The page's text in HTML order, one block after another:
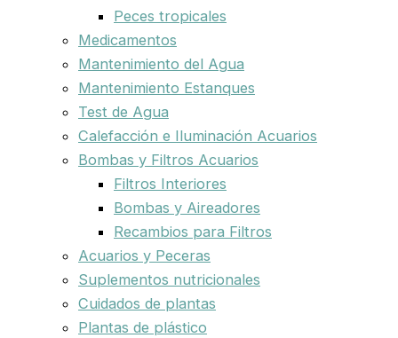
Peces tropicales
Medicamentos
Mantenimiento del Agua
Mantenimiento Estanques
Test de Agua
Calefacción e Iluminación Acuarios
Bombas y Filtros Acuarios
Filtros Interiores
Bombas y Aireadores
Recambios para Filtros
Acuarios y Peceras
Suplementos nutricionales
Cuidados de plantas
Plantas de plástico